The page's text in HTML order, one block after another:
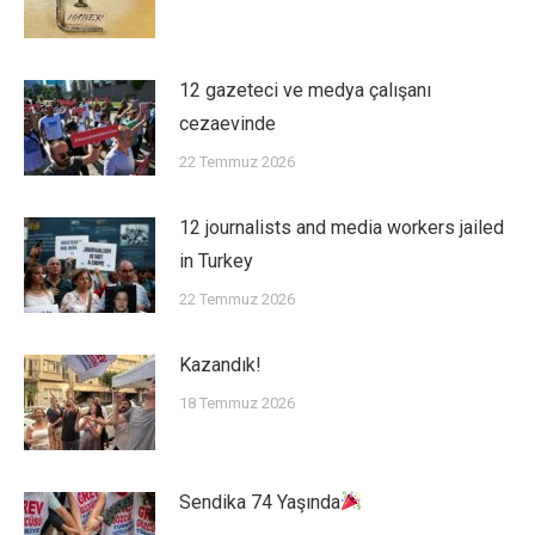
12 gazeteci ve medya çalışanı
cezaevinde
22 Temmuz 2026
12 journalists and media workers jailed
in Turkey
22 Temmuz 2026
Kazandık!
18 Temmuz 2026
Sendika 74 Yaşında